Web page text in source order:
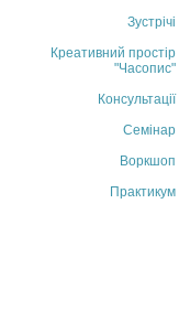
Зустрічі
Креативний простір
"Часопис"
Консультації
Семінар
Воркшоп
Практикум